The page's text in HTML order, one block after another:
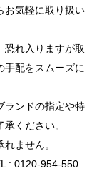
お気軽に取り扱い
恐れ入りますが取
手配をスムーズに
ランドの指定や特
ください。
ません。
: 0120-954-550